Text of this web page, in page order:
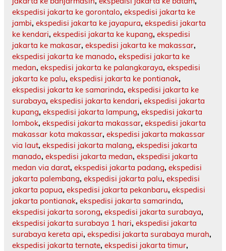
ekspedisi jakarta ke gorontalo, ekspedisi jakarta ke
jambi, ekspedisi jakarta ke jayapura, ekspedisi jakarta
ke kendari, ekspedisi jakarta ke kupang, ekspedisi
jakarta ke makasar, ekspedisi jakarta ke makassar,
ekspedisi jakarta ke manado, ekspedisi jakarta ke
medan, ekspedisi jakarta ke palangkaraya, ekspedisi
jakarta ke palu, ekspedisi jakarta ke pontianak,
ekspedisi jakarta ke samarinda, ekspedisi jakarta ke
surabaya, ekspedisi jakarta kendari, ekspedisi jakarta
kupang, ekspedisi jakarta lampung, ekspedisi jakarta
lombok, ekspedisi jakarta makassar, ekspedisi jakarta
makassar kota makassar, ekspedisi jakarta makassar
via laut, ekspedisi jakarta malang, ekspedisi jakarta
manado, ekspedisi jakarta medan, ekspedisi jakarta
medan via darat, ekspedisi jakarta padang, ekspedisi
jakarta palembang, ekspedisi jakarta palu, ekspedisi
jakarta papua, ekspedisi jakarta pekanbaru, ekspedisi
jakarta pontianak, ekspedisi jakarta samarinda,
ekspedisi jakarta sorong, ekspedisi jakarta surabaya,
ekspedisi jakarta surabaya 1 hari, ekspedisi jakarta
surabaya kereta api, ekspedisi jakarta surabaya murah,
ekspedisi jakarta ternate, ekspedisi jakarta timur,